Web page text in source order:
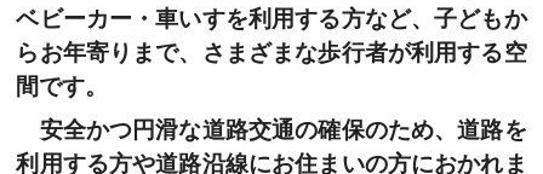
ベビーカー・車いすを利用する方など、子どもか
らお年寄りまで、さまざまな歩行者が利用する空
間です。
安全かつ円滑な道路交通の確保のため、道路を
利用する方や道路沿線にお住まいの方におかれま